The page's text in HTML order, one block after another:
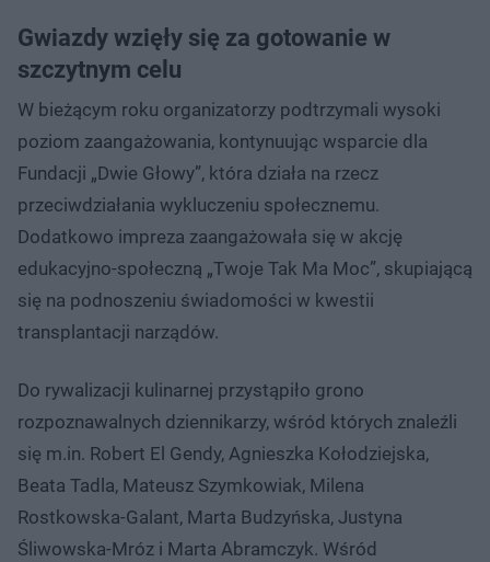
Gwiazdy wzięły się za gotowanie w
szczytnym celu
W bieżącym roku organizatorzy podtrzymali wysoki
poziom zaangażowania, kontynuując wsparcie dla
Fundacji „Dwie Głowy”, która działa na rzecz
przeciwdziałania wykluczeniu społecznemu.
Dodatkowo impreza zaangażowała się w akcję
edukacyjno-społeczną „Twoje Tak Ma Moc”, skupiającą
się na podnoszeniu świadomości w kwestii
transplantacji narządów.
Do rywalizacji kulinarnej przystąpiło grono
rozpoznawalnych dziennikarzy, wśród których znaleźli
się m.in. Robert El Gendy, Agnieszka Kołodziejska,
Beata Tadla, Mateusz Szymkowiak, Milena
Rostkowska-Galant, Marta Budzyńska, Justyna
Śliwowska-Mróz i Marta Abramczyk. Wśród